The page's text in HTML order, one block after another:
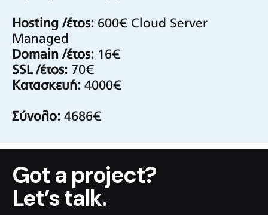
Hosting /έτος: 600€ Cloud Server
Managed
Domain /έτος: 16€
SSL /έτος: 70€
Κατασκευή: 4000€
Σύνολο: 4686€
Got a project?
Let’s talk.